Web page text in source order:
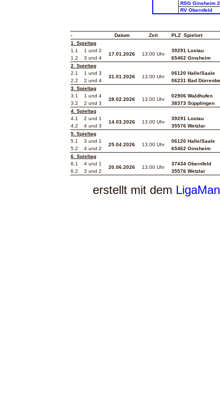
RSG Ginsheim 2
RV Obernfeld
- Datum Zeit
PLZ Spielort
1. Spieltag
1.1 1 und 2
17.01.2026 13.00 Uhr
39291 Lostau
1.2 3 und 4
65462 Ginsheim
2. Spieltag
2.1 1 und 3
31.01.2026 13.00 Uhr
06120 Halle/Saale
2.2 2 und 4
06231 Bad
3. Spieltag
3.1 1 und 4
28.02.2026 13.00 Uhr
02906 Waldhufen
3.2 2 und 3
38373 Süpplingen
4. Spieltag
4.1 2 und 1
14.03.2026 13.00 Uhr
39291 Lostau
4.2 4 und 3
35576 Wetzlar
5. Spieltag
5.1 3 und 1
25.04.2026 13.00 Uhr
06120 Halle/Saale
5.2 4 und 2
65462 Ginsheim
6. Spieltag
6.1 4 und 1
20.06.2026 13.00 Uhr
37434 Obernfeld
6.2 3 und 2
35576 Wetzlar
erstellt mit dem